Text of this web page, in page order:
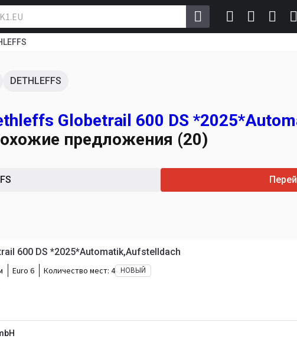
DETHLEFFS
Globetrail 600 DS
предложения (20)
600 DS *2025*Automatik,Aufstelldach
Euro 6 Количество мест: 4 НОВЫЙ